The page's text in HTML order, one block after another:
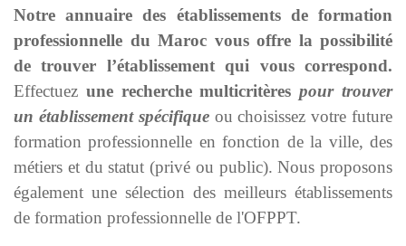
Notre annuaire des établissements de formation
professionnelle du Maroc vous offre la possibilité
de trouver l’établissement qui vous correspond.
Effectuez une recherche multicritèrespour trouver
un établissement spécifiqueou choisissez votre future
formation professionnelle en fonction de la ville, des
métiers et du statut (privé ou public). Nous proposons
également une sélection des meilleurs établissements
de formation professionnelle de l'OFPPT.